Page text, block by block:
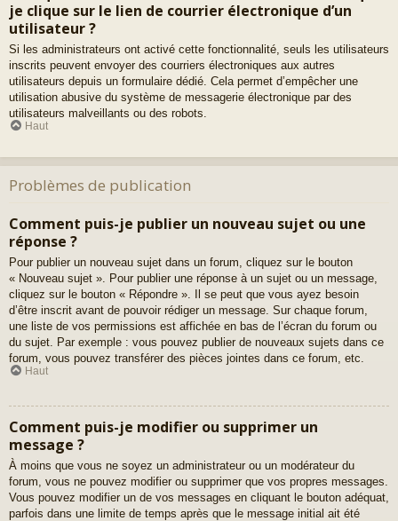
je clique sur le lien de courrier électronique d’un
utilisateur ?
Si les administrateurs ont activé cette fonctionnalité, seuls les utilisateurs
inscrits peuvent envoyer des courriers électroniques aux autres
utilisateurs depuis un formulaire dédié. Cela permet d’empêcher une
utilisation abusive du système de messagerie électronique par des
utilisateurs malveillants ou des robots.
Haut
Problèmes de publication
Comment puis-je publier un nouveau sujet ou une
réponse ?
Pour publier un nouveau sujet dans un forum, cliquez sur le bouton
« Nouveau sujet ». Pour publier une réponse à un sujet ou un message,
cliquez sur le bouton « Répondre ». Il se peut que vous ayez besoin
d’être inscrit avant de pouvoir rédiger un message. Sur chaque forum,
une liste de vos permissions est affichée en bas de l’écran du forum ou
du sujet. Par exemple : vous pouvez publier de nouveaux sujets dans ce
forum, vous pouvez transférer des pièces jointes dans ce forum, etc.
Haut
Comment puis-je modifier ou supprimer un
message ?
À moins que vous ne soyez un administrateur ou un modérateur du
forum, vous ne pouvez modifier ou supprimer que vos propres messages.
Vous pouvez modifier un de vos messages en cliquant le bouton adéquat,
parfois dans une limite de temps après que le message initial ait été